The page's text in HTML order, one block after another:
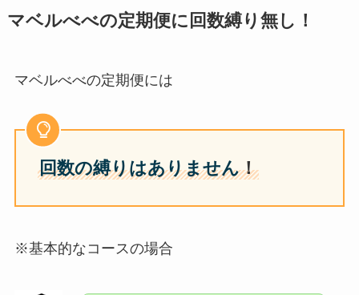
マベルべべの定期便に回数縛り無し！
マベルべべの定期便には
回数の縛りはありません！
※基本的なコースの場合